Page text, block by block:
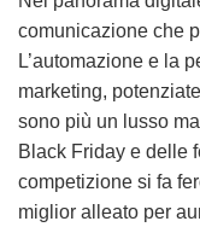
comunicazione che
L’automazione e la
marketing,
sono più un lusso
Black Friday e delle
competizione si fa
miglior alleato per